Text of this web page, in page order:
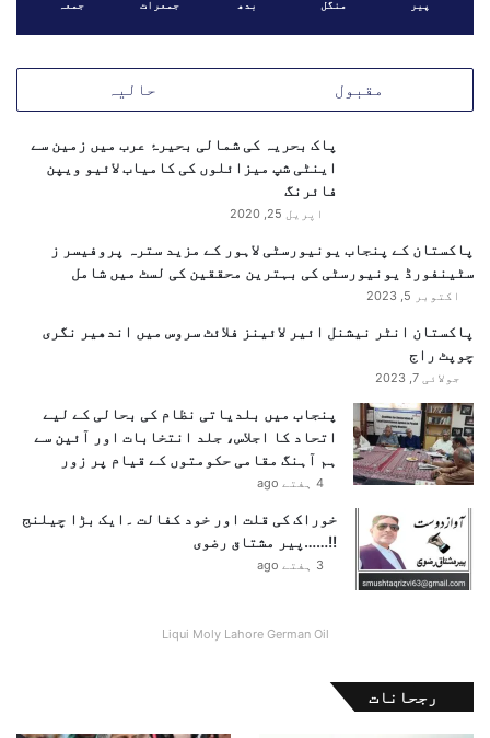
پیر منگل بدھ جمعرات جمعہ
مقبول حالیہ
پاک بحریہ کی شمالی بحیرۂ عرب میں زمین سے
اینٹی شپ میزائلوں کی کامیاب لائیو ویپن
فائرنگ
اپریل 25, 2020
پاکستان کے پنجاب یونیورسٹی لاہور کے مزید سترہ پروفیسر ز
سٹینفورڈ یونیورسٹی کی بہترین محققین کی لسٹ میں شامل
اکتوبر 5, 2023
پاکستان انٹر نیشنل ائیر لائینز فلائٹ سروس میں اندھیر نگری
چوپٹ راج
جولائی 7, 2023
پنجاب میں بلدیاتی نظام کی بحالی کے لیے
اتحاد کا اجلاس، جلد انتخابات اور آئین سے
ہم آہنگ مقامی حکومتوں کے قیام پر زور
4 ہفتے ago
خوراک کی قلت اور خود کفالت ۔ایک بڑا چیلنج
!!……پیر مشتاق رضوی
3 ہفتے ago
Liqui Moly Lahore German Oil
رجحانات